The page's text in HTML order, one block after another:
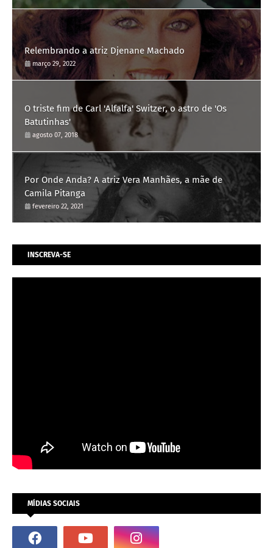
Relembrando a atriz Djenane Machado
março 29, 2022
O triste fim de Carl 'Alfalfa' Switzer, o astro de 'Os
Batutinhas'
agosto 07, 2018
Por Onde Anda? A atriz Vera Manhães, a mãe de
Camila Pitanga
fevereiro 22, 2021
INSCREVA-SE
MÍDIAS SOCIAIS